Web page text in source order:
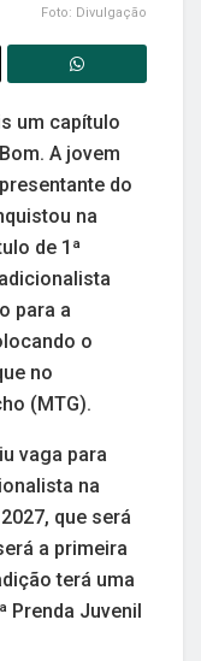
Foto: Divulgação
um capítulo
A jovem
do
na
de 1ª
para a
o
no
(MTG).
vaga para
na
que será
a primeira
terá uma
Prenda Juvenil